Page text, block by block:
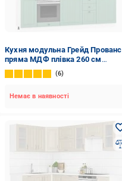
Кухня модульна Грейд Прованс
пряма МДФ плівка 260 см
м'ятний/білий
6
Немає в наявності